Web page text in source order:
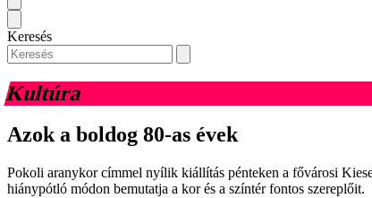
Keresés
Kultúra
Azok a boldog 80-as évek
Pokoli aranykor címmel nyílik kiállítás pénteken a fővárosi
hiánypótló módon bemutatja a kor és a színtér fontos szereplőit.